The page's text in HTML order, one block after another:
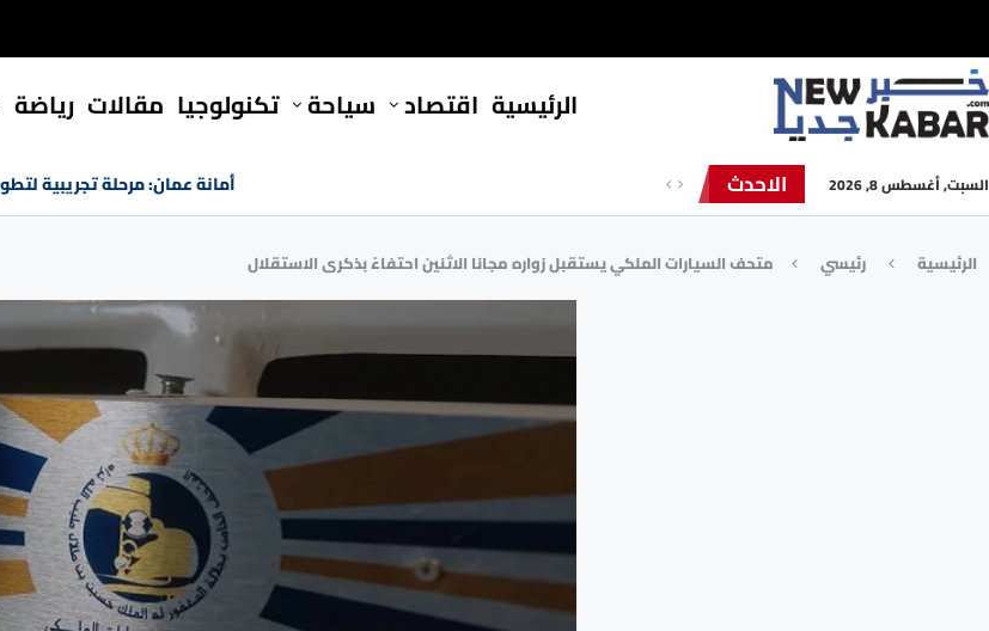
الرئيسية ⁠اقتصاد سياحة تكنولوجيا مقالات رياضة
السبت, أغسطس 8, 2026 الاحدث أمانة عمان: مرحلة تجريبية لتطوير
الرئيسية رئيسي متحف السيارات الملكي يستقبل زواره مجانا الاثنين احتفاءً بذكرى الاستقلال